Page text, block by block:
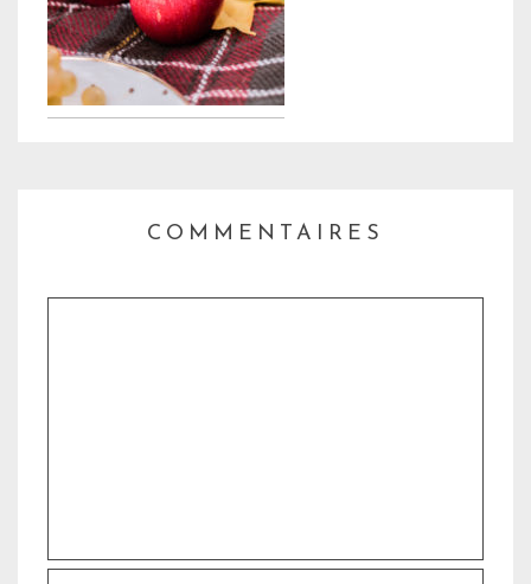
COMMENTAIRES